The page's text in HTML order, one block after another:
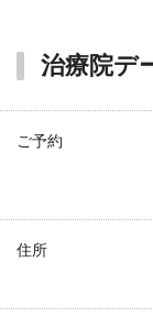
治療院デ
ご予約
住所